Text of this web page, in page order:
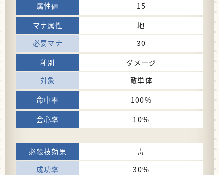
15
地
30
ダメージ
敵単体
100%
10%
毒
30%